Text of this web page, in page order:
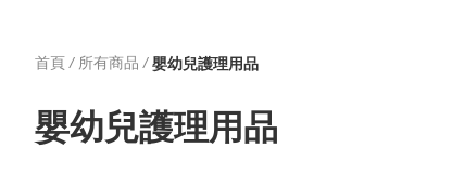
首頁 / 所有商品 / 嬰幼兒護理用品
嬰幼兒護理用品